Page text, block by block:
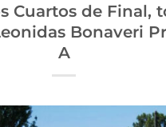
Cuartos de Final,
Bonaveri
A